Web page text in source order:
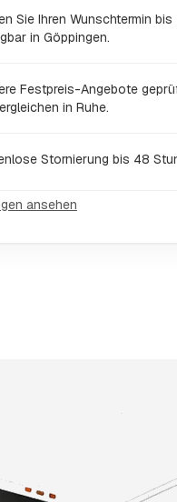
Sie Ihren Wunschtermin
in Göppingen.
Festpreis-Angebote
in Ruhe.
Stornierung bis 48
ansehen